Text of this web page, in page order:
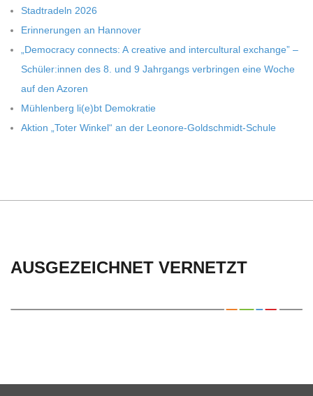
Stadt­ra­deln 2026
Erin­ne­run­gen an Hannover
„Demo­cracy con­nects: A crea­tive and inter­cul­tu­ral exch­ange” –
Schüler:innen des 8. und 9 Jahr­gangs ver­brin­gen eine Woche
auf den Azoren
Müh­len­berg li(e)bt Demokratie
Aktion „Toter Win­kel“ an der Leonore-Goldschmidt-Schule
AUSGEZEICHNET VERNETZT